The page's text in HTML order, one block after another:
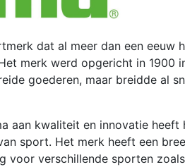
dat al meer dan een
merk werd opgericht in 1900
goederen, maar breidde al
aan kwaliteit en innovatie
sport. Het merk heeft een
voor verschillende sporten